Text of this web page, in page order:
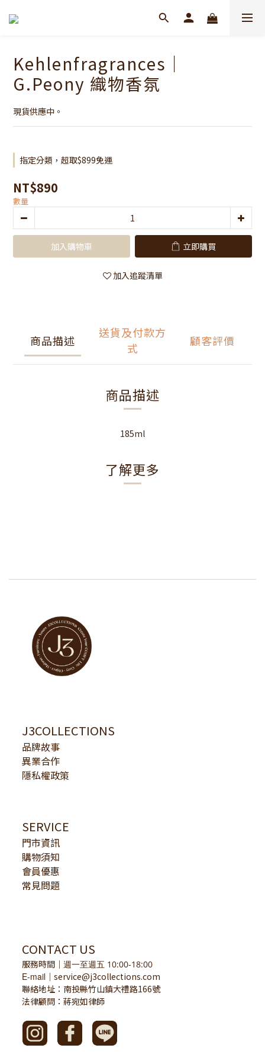
Kehlenfragrances｜
G.Peony 織物香氛
現貨供應中。
指定分類，超取$899免運
NT$890
數量
加入購物車 立即購買
加入追蹤清單
商品描述
送貨及付款方
式
顧客評價
商品描述
185ml
了解更多
J3COLLECTIONS
品牌故事
異業合作
隱私權政策
SERVICE
門市資訊
購物須知
會員優惠
常見問題
CONTACT US
服務時間 ｜ 週一至週五 10:00-18:00
E-mail ｜ service@j3collections.com
聯絡地址：南投縣竹山鎮大禮路166號
法律顧問：蔣宛如律師